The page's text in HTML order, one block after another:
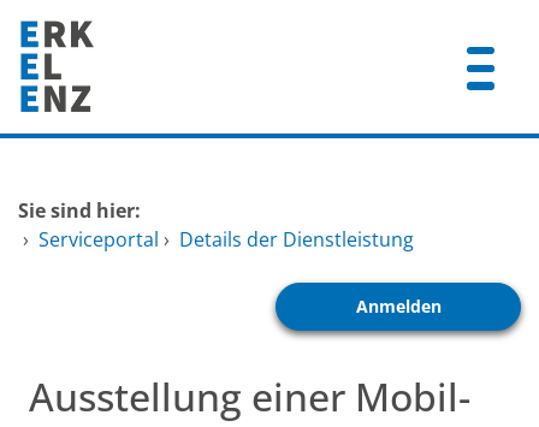
Zum Hauptinhalt springen
Dienstleistungen A-Z
Sie sind hier:
› Serviceportal › Details der Dienstleistung
Anmelden
Ausstellung einer Mobil-